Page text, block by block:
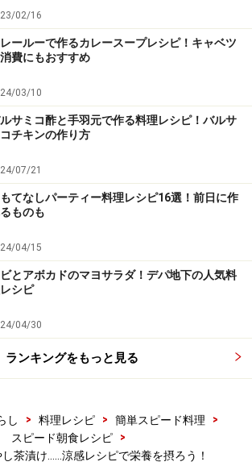
完成。
付け、生姜を散らします。うなぎを盛
いだら、梅と大葉をトッピングしま
より涼やかに。
02/16
ールーで作るカレースープレシピ！キャベツ
費にもおすすめ
03/10
サミコ酢と手羽元で作る料理レシピ！バルサ
コチキンの作り方
07/21
てなしパーティー料理レシピ16選！前日に作
ものも
04/15
とアボカドのマヨサラダ！デパ地下の人気料
シピ
04/30
ランキングをもっと見る
し > 料理レシピ > 簡単スピード料理
>
スピード朝食レシピ
>
茶漬け……涼感レシピで栄養を摂ろう！